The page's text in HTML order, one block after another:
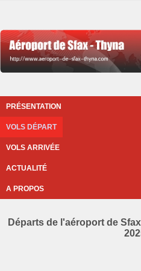
PRÉSENTATION
VOLS DÉPART
VOLS ARRIVÉE
ACTUALITÉ
A PROPOS
Départs de l'aéroport de